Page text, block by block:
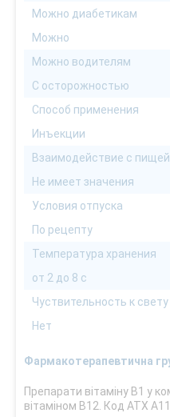
Можно диабетикам
Можно
Можно водителям
С осторожностью
Способ применения
Инъекции
Взаимодействие с пищей
Не имеет значения
Условия отпуска
По рецепту
Температура хранения
от 2 до 8 с
Чуствительность к свету
Нет
Фармакотерапевтична
Препарати вітаміну В1 у
вітаміном В12. Код АТХ